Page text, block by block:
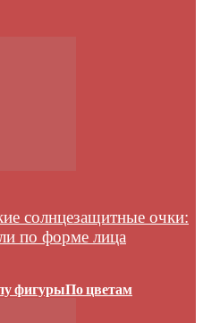
солнцезащитные очки:
по форме лица
фигурыПо цветам